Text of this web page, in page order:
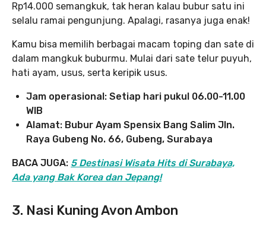
Rp14.000 semangkuk, tak heran kalau bubur satu ini
selalu ramai pengunjung. Apalagi, rasanya juga enak!
Kamu bisa memilih berbagai macam toping dan sate di
dalam mangkuk buburmu. Mulai dari sate telur puyuh,
hati ayam, usus, serta keripik usus.
Jam operasional: Setiap hari pukul 06.00-11.00
WIB
Alamat: Bubur Ayam Spensix Bang Salim Jln.
Raya Gubeng No. 66, Gubeng, Surabaya
BACA JUGA: 5 Destinasi Wisata Hits di Surabaya,
Ada yang Bak Korea dan Jepang!
3. Nasi Kuning Avon Ambon